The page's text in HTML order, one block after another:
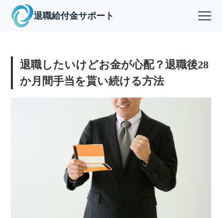
退職給付金サポート
退職したいけどお金が心配？退職後28
か月間手当を貰い続ける方法